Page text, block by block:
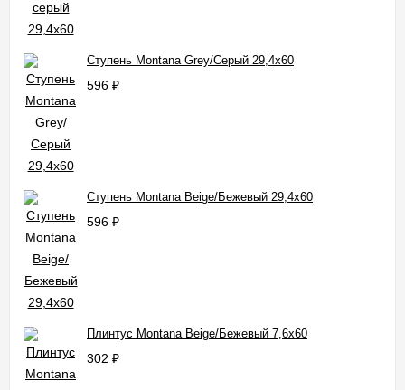
Ступень Montana Grey/Серый 29,4x60
596 ₽
Ступень Montana Beige/Бежевый 29,4x60
596 ₽
Плинтус Montana Beige/Бежевый 7,6x60
302 ₽